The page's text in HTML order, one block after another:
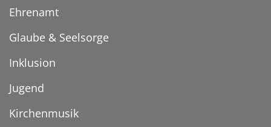
Ehrenamt
Glaube & Seelsorge
Inklusion
Jugend
Kirchenmusik